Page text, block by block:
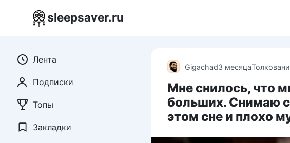
sleepsaver.ru
Gigachad3 месяца
Мне снилось, что
больших. Снимаю с
этом сне и плохо
Лента
Подписки
Топы
Закладки